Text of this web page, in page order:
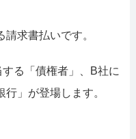
求書払いです。
る「債権者」、B社に
」が登場します。